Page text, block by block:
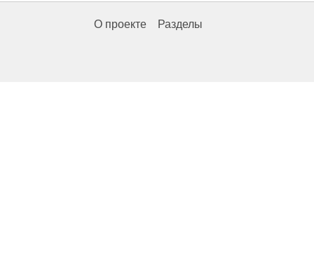
О проекте Разделы